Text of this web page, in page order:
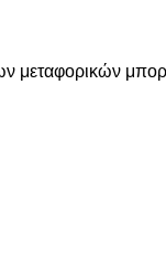
μεταφορικών